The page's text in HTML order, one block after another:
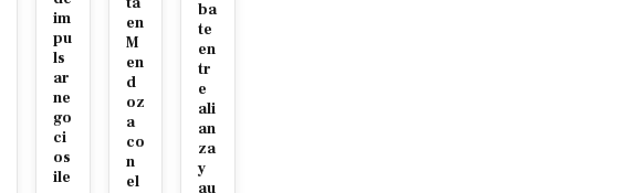
im
pu
ls
ar
ne
go
ci
os
ile
en
M
en
d
oz
a
co
n
el
ba
te
en
tr
e
ali
an
za
y
au